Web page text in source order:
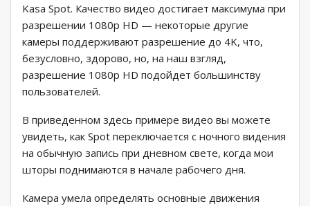
Kasa Spot. Качество видео достигает максимума при
разрешении 1080p HD — некоторые другие
камеры поддерживают разрешение до 4K, что,
безусловно, здорово, но, на наш взгляд,
разрешение 1080p HD подойдет большинству
пользователей.
В приведенном здесь примере видео вы можете
увидеть, как Spot переключается с ночного видения
на обычную запись при дневном свете, когда мои
шторы поднимаются в начале рабочего дня.
Камера умела определять основные движения